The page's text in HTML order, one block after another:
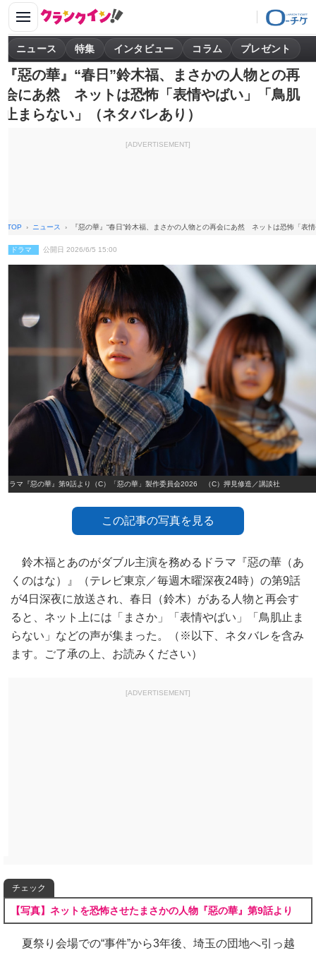
ニュース 特集 インタビュー コラム プレゼント
『惡の華』“春日”鈴木福、まさかの人物との再
会にあ然 ネットは恐怖「表情やばい」「鳥肌
止まらない」（ネタバレあり）
[ADVERTISEMENT]
TOP ニュース 『惡の華』“春日”鈴木福、まさかの人物との再会にあ然 ネットは恐怖「表
ドラマ 公開日 2026/6/5 15:00
ドラマ『惡の華』第9話より（C）「惡の華」製作委員会2026 （C）押見修造／講談社
この記事の写真を見る
鈴木福とあのがダブル主演を務めるドラマ『惡の華（あ
くのはな）』（テレビ東京／毎週木曜深夜24時）の第9話
が4日深夜に放送され、春日（鈴木）がある人物と再会す
ると、ネット上には「まさか」「表情やばい」「鳥肌止ま
らない」などの声が集まった。（※以下、ネタバレを含み
ます。ご了承の上、お読みください）
[ADVERTISEMENT]
チェック
【写真】ネットを恐怖させたまさかの人物『惡の華』第9話より
夏祭り会場での“事件”から3年後、埼玉の団地へ引っ越